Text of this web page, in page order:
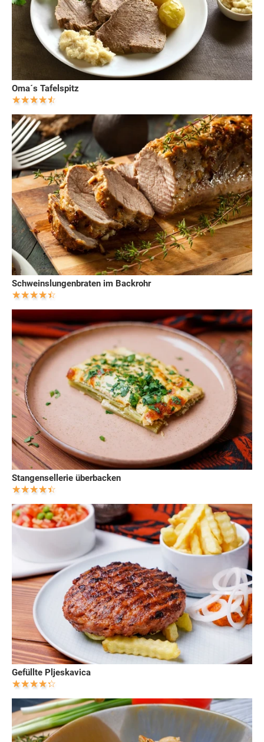
Oma´s Tafelspitz
Schweinslungenbraten im Backrohr
Stangensellerie überbacken
Gefüllte Pljeskavica